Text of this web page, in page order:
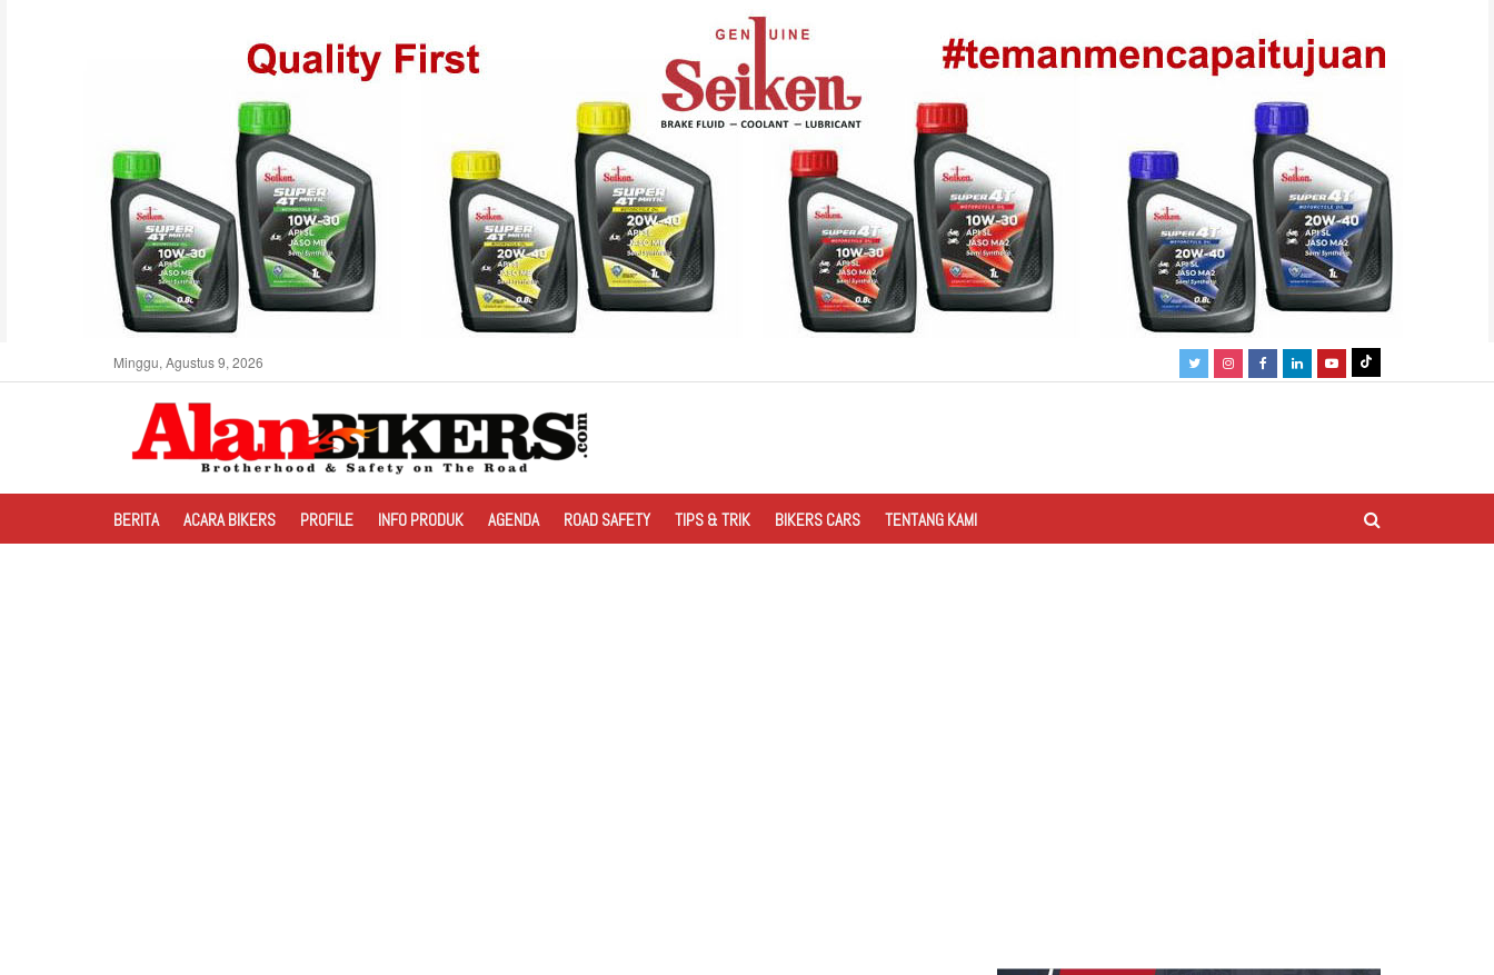
Minggu, Agustus 9, 2026
BERITA ACARA BIKERS PROFILE INFO PRODUK AGENDA ROAD SAFETY TIPS & TRIK BIKERS CARS TENTANG KAMI